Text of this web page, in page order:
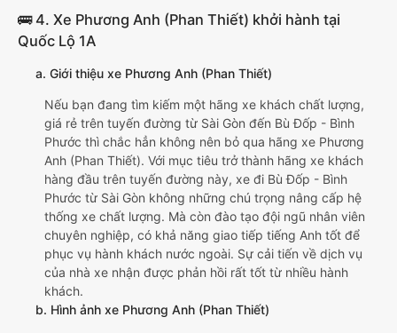
🚌 4. Xe Phương Anh (Phan Thiết) khởi hành tại
Quốc Lộ 1A
a. Giới thiệu xe Phương Anh (Phan Thiết)
Nếu bạn đang tìm kiếm một hãng xe khách chất lượng,
giá rẻ trên tuyến đường từ Sài Gòn đến Bù Đốp - Bình
Phước thì chắc hẳn không nên bỏ qua hãng xe Phương
Anh (Phan Thiết). Với mục tiêu trở thành hãng xe khách
hàng đầu trên tuyến đường này, xe đi Bù Đốp - Bình
Phước từ Sài Gòn không những chú trọng nâng cấp hệ
thống xe chất lượng. Mà còn đào tạo đội ngũ nhân viên
chuyên nghiệp, có khả năng giao tiếp tiếng Anh tốt để
phục vụ hành khách nước ngoài. Sự cải tiến về dịch vụ
của nhà xe nhận được phản hồi rất tốt từ nhiều hành
khách.
b. Hình ảnh xe Phương Anh (Phan Thiết)